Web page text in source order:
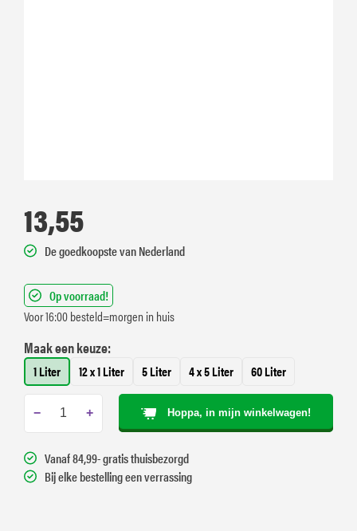
13,55
De goedkoopste van Nederland
Op voorraad!
Voor 16:00 besteld=morgen in huis
Maak een keuze:
1 Liter 12 x 1 Liter 5 Liter 4 x 5 Liter 60 Liter
− + Hoppa, in mijn winkelwagen!
Vanaf 84,99- gratis thuisbezorgd
Bij elke bestelling een verrassing